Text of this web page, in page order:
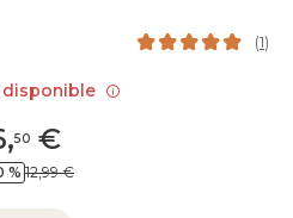
(1)
,50 €
% 12,99 €